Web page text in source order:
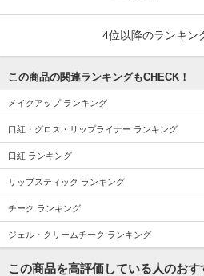
4位以降のランキン
この商品の関連ランキングもCHECK！
メイクアップ ランキング
口紅・グロス・リップライナー ランキング
口紅 ランキング
リップスティック ランキング
チーク ランキング
ジェル・クリームチーク ランキング
この商品を高評価している人のおす